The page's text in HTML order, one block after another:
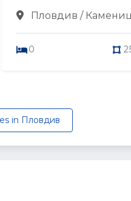
Пловдив /
0
in Пловдив